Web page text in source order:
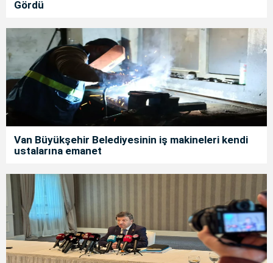
Gördü
Van Büyükşehir Belediyesinin iş makineleri kendi
ustalarına emanet